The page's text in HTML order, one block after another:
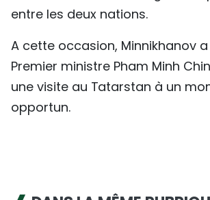
entre les deux nations.
A cette occasion, Minnikhanov
Premier ministre Pham Minh
une visite au Tatarstan à un
opportun.